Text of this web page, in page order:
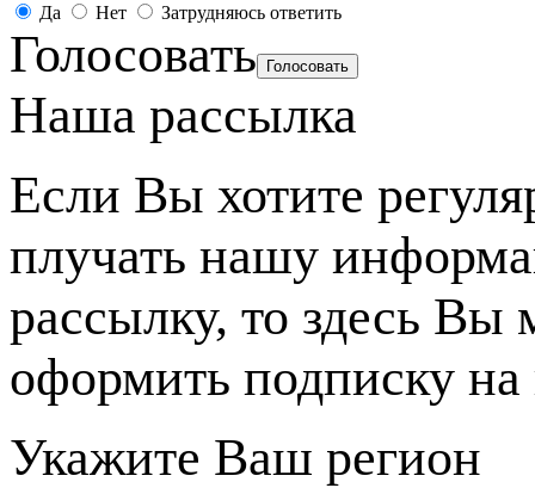
Да Нет Затрудняюсь ответить
Голосовать
Наша рассылка
Если Вы хотите
плучать нашу
рассылку, то здесь Вы
оформить подписку на
Укажите Ваш регион